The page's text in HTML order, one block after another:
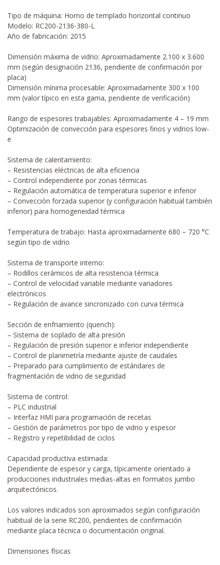
Tipo de máquina: Horno de templado horizontal continuo
Modelo: RC200-2136-380-L
Año de fabricación: 2015
Dimensión máxima de vidrio: Aproximadamente 2.100 x 3.600
mm (según designación 2136, pendiente de confirmación por
placa)
Dimensión mínima procesable: Aproximadamente 300 x 100
mm (valor típico en esta gama, pendiente de verificación)
Rango de espesores trabajables: Aproximadamente 4 – 19 mm
Optimización de convección para espesores finos y vidrios low-
e
Sistema de calentamiento:
– Resistencias eléctricas de alta eficiencia
– Control independiente por zonas térmicas
– Regulación automática de temperatura superior e inferior
– Convección forzada superior (y configuración habitual también
inferior) para homogeneidad térmica
Temperatura de trabajo: Hasta aproximadamente 680 – 720 °C
según tipo de vidrio
Sistema de transporte interno:
– Rodillos cerámicos de alta resistencia térmica
– Control de velocidad variable mediante variadores
electrónicos
– Regulación de avance sincronizado con curva térmica
Sección de enfriamiento (quench):
– Sistema de soplado de alta presión
– Regulación de presión superior e inferior independiente
– Control de planimetría mediante ajuste de caudales
– Preparado para cumplimiento de estándares de
fragmentación de vidrio de seguridad
Sistema de control:
– PLC industrial
– Interfaz HMI para programación de recetas
– Gestión de parámetros por tipo de vidrio y espesor
– Registro y repetibilidad de ciclos
Capacidad productiva estimada:
Dependiente de espesor y carga, típicamente orientado a
producciones industriales medias-altas en formatos jumbo
arquitectónicos.
Los valores indicados son aproximados según configuración
habitual de la serie RC200, pendientes de confirmación
mediante placa técnica o documentación original.
Dimensiones físicas